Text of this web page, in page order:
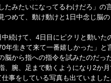
たみたいになってるわけだろ」の
つめて、動け動けと1日中念じ脳
続けて、4日目にピクリと動いた
年生きて来て一番嬉しかった」と
脳から指への指令を試みたのだっ
、腕、足まで動くようになり2か月
事をしている写真も出ていました